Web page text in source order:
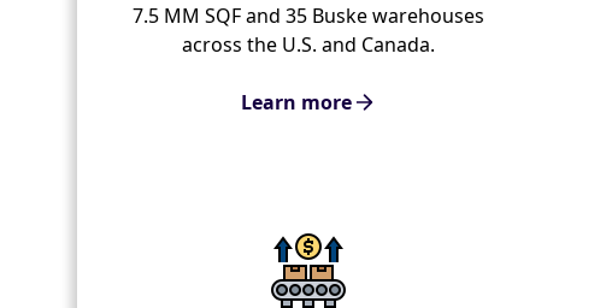
7.5 MM SQF and 35 Buske warehouses
across the U.S. and Canada.
Learn more